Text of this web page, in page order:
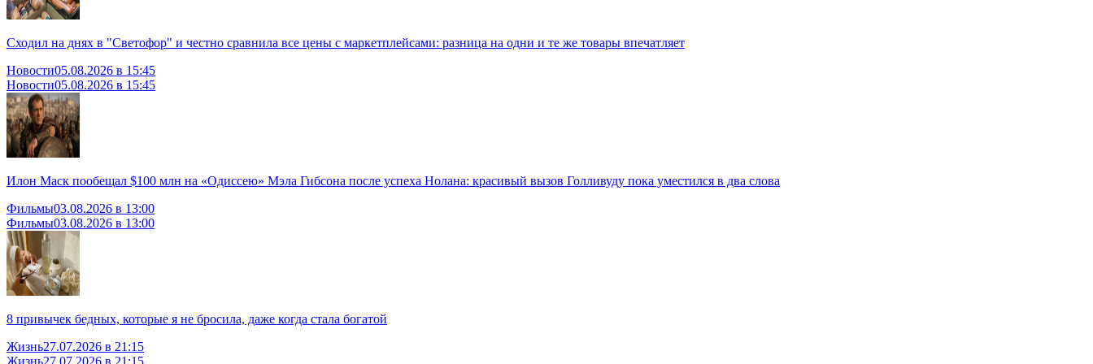
Сходил на днях в "Светофор" и честно сравнила все цены с маркетплейсами: разница на одни и те же товары впечатляет
Новости05.08.2026 в 15:45
Новости05.08.2026 в 15:45
Илон Маск пообещал $100 млн на «Одиссею» Мэла Гибсона после успеха Нолана: красивый вызов Голливуду пока уместился в два слова
Фильмы03.08.2026 в 13:00
Фильмы03.08.2026 в 13:00
8 привычек бедных, которые я не бросила, даже когда стала богатой
Жизнь27.07.2026 в 21:15
Жизнь27.07.2026 в 21:15